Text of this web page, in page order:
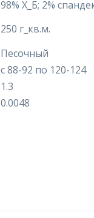
98% Х_Б; 2%
250 г_кв.м.
Песочный
с 88-92 по 120-124
1.3
0.0048